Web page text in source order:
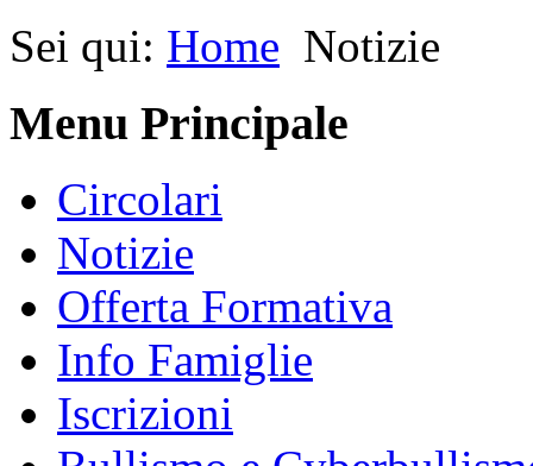
Sei qui: Home Notizie
Menu Principale
Circolari
Notizie
Offerta Formativa
Info Famiglie
Iscrizioni